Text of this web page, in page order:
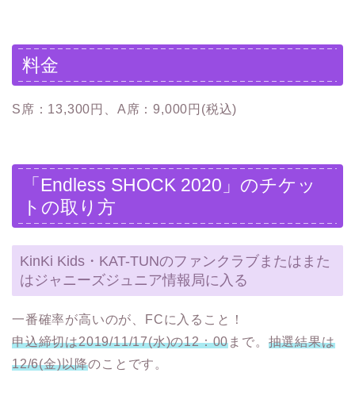
料金
S席：13,300円、A席：9,000円(税込)
「Endless SHOCK 2020」のチケッ
トの取り方
KinKi Kids・KAT-TUNのファンクラブまたはまた
はジャニーズジュニア情報局に入る
一番確率が高いのが、FCに入ること！
申込締切は2019/11/17(水)の12：00まで。 抽選結果は
12/6(金)以降のことです。